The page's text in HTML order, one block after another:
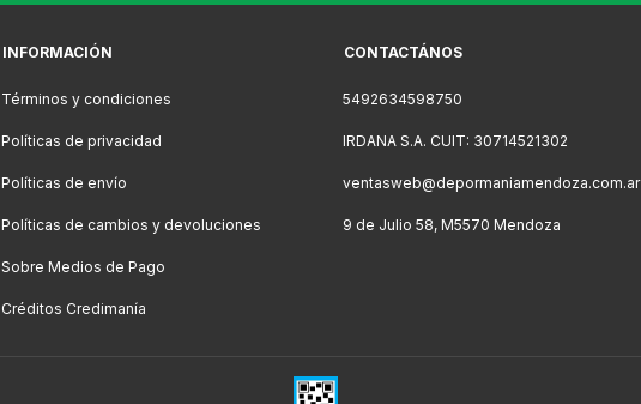
INFORMACIÓN
Términos y condiciones
Políticas de privacidad
Políticas de envío
Políticas de cambios y devoluciones
Sobre Medios de Pago
Créditos Credimanía
CONTACTÁNOS
5492634598750
IRDANA S.A. CUIT: 30714521302
ventasweb@depormaniamendoza.com.ar
9 de Julio 58, M5570 Mendoza